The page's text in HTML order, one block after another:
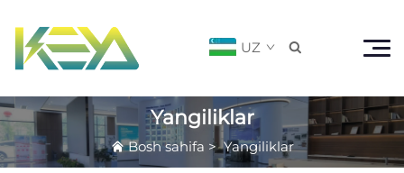
UZ 
Yangiliklar
Bosh sahifa >Yangiliklar